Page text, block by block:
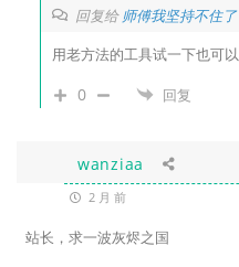
回复给 师傅我坚持不住了
用老方法的工具试一下也可以
0 回复
wanziaa
2 月 前
站长，求一波灰烬之国